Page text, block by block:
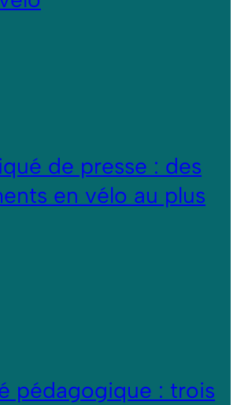
de presse : des
en vélo au plus
pédagogique : trois